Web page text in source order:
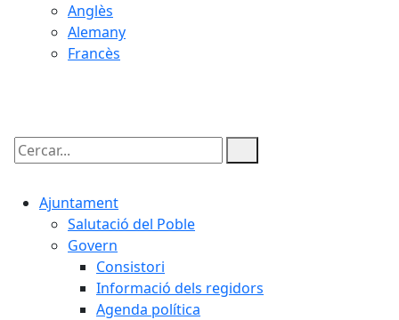
Anglès
Alemany
Francès
Cercar:
Ajuntament
Salutació del Poble
Govern
Consistori
Informació dels regidors
Agenda política